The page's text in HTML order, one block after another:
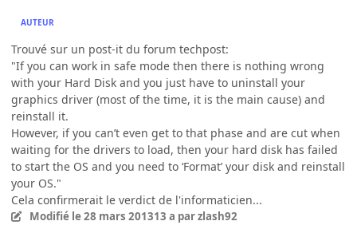
AUTEUR
Trouvé sur un post-it du forum techpost:
"If you can work in safe mode then there is nothing wrong
with your Hard Disk and you just have to uninstall your
graphics driver (most of the time, it is the main cause) and
reinstall it.
However, if you can’t even get to that phase and are cut when
waiting for the drivers to load, then your hard disk has failed
to start the OS and you need to ‘Format’ your disk and reinstall
your OS."
Cela confirmerait le verdict de l'informaticien...
Modifié le 28 mars 201313 a par zlash92